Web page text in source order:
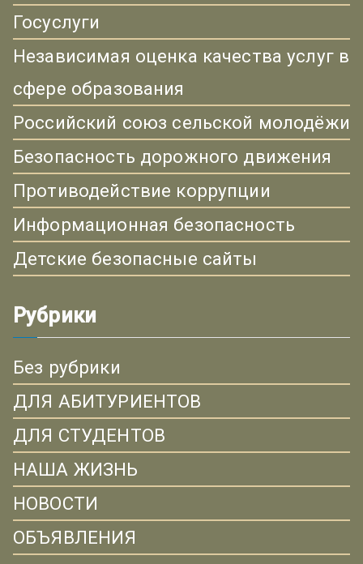
Госуслуги
Независимая оценка качества услуг в
сфере образования
Российский союз сельской молодёжи
Безопасность дорожного движения
Противодействие коррупции
Информационная безопасность
Детские безопасные сайты
Рубрики
Без рубрики
ДЛЯ АБИТУРИЕНТОВ
ДЛЯ СТУДЕНТОВ
НАША ЖИЗНЬ
НОВОСТИ
ОБЪЯВЛЕНИЯ